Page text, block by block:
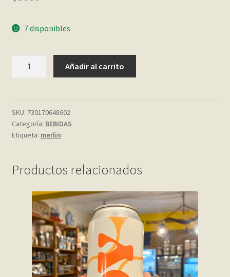
Privacy Policy
Shop
Wishlist
7 disponibles
55
GR.
MERLIN
cantidad
Añadir al carrito
SKU: 730170648602
Categoría: BEBIDAS
Etiqueta: merlin
Productos relacionados